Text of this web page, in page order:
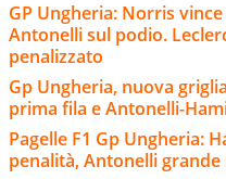
GP Ungheria: Norris
Antonelli sul podio.
penalizzato
Gp Ungheria, nuova
prima fila e Antonelli-
Pagelle F1 Gp Ungheria:
penalità, Antonelli